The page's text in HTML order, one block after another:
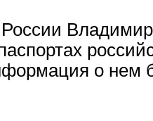
Владимир
о нем